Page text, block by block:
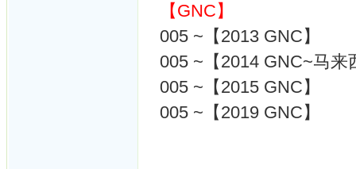
【GNC】
005 ~【2013 GNC】
005 ~【2014 GNC~马来
005 ~【2015 GNC】
005 ~【2019 GNC】